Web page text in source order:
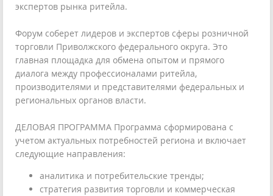
экспертов рынка ритейла.
Форум соберет лидеров и экспертов сферы розничной
торговли Приволжского федерального округа. Это
главная площадка для обмена опытом и прямого
диалога между профессионалами ритейла,
производителями и представителями федеральных и
региональных органов власти.
ДЕЛОВАЯ ПРОГРАММА Программа сформирована с
учетом актуальных потребностей региона и включает
следующие направления:
аналитика и потребительские тренды;
стратегия развития торговли и коммерческая